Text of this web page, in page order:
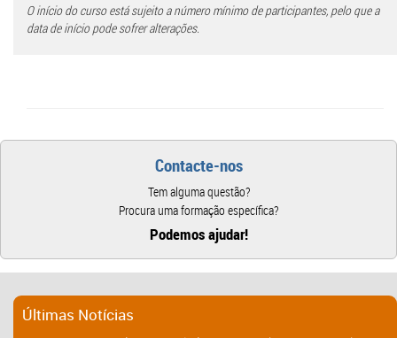
O início do curso está sujeito a número mínimo de participantes, pelo que a
data de início pode sofrer alterações.
Contacte-nos
Tem alguma questão?
Procura uma formação específica?
Podemos ajudar!
Últimas Notícias